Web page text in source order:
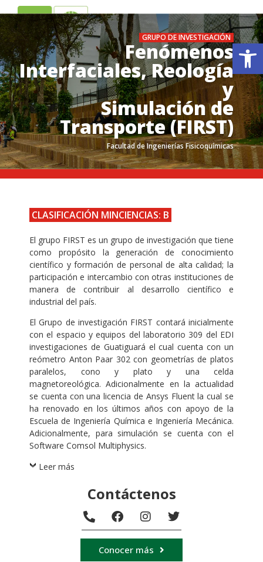
ES EN
GRUPO DE INVESTIGACIÓN
Fenómenos
Interfaciales, Reología
y
Simulación de
Transporte (FIRST)
Facultad de Ingenierías Fisicoquímicas
.
.
CLASIFICACIÓN MINCIENCIAS: B
El grupo FIRST es un grupo de investigación que tiene
como propósito la generación de conocimiento
científico y formación de personal de alta calidad; la
participación e intercambio con otras instituciones de
manera de contribuir al desarrollo científico e
industrial del país.
El Grupo de investigación FIRST contará inicialmente
con el espacio y equipos del laboratorio 309 del EDI
investigaciones de Guatiguará el cual cuenta con un
reómetro Anton Paar 302 con geometrías de platos
paralelos, cono y plato y una celda
magnetoreológica. Adicionalmente en la actualidad
se cuenta con una licencia de Ansys Fluent la cual se
ha renovado en los últimos años con apoyo de la
Escuela de Ingeniería Química e Ingeniería Mecánica.
Adicionalmente, para simulación se cuenta con el
Software Comsol Multiphysics.
Leer más
Contáctenos
Conocer más